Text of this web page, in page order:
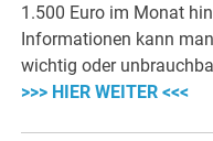
1.500 Euro im Monat
Informationen kann
wichtig oder
>>> HIER WEITER <<<